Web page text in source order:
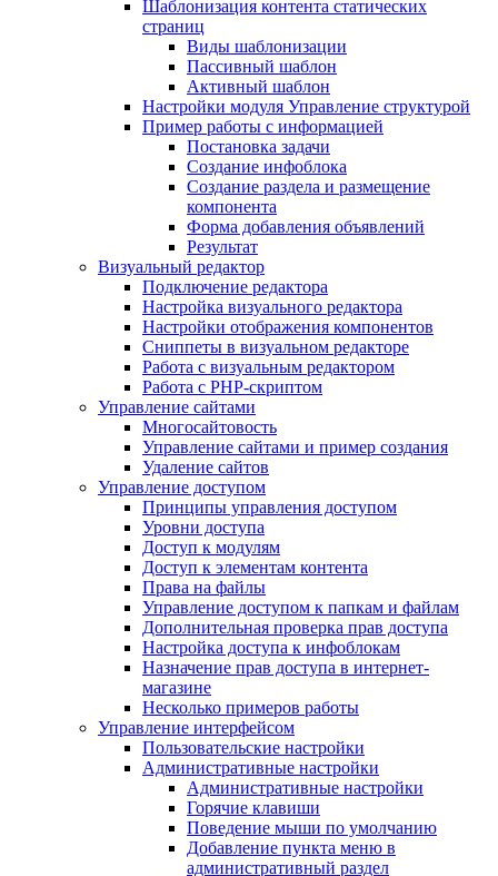
Шаблонизация контента статических
страниц
Виды шаблонизации
Пассивный шаблон
Активный шаблон
Настройки модуля Управление структурой
Пример работы с информацией
Постановка задачи
Создание инфоблока
Создание раздела и размещение
компонента
Форма добавления объявлений
Результат
Визуальный редактор
Подключение редактора
Настройка визуального редактора
Настройки отображения компонентов
Сниппеты в визуальном редакторе
Работа с визуальным редактором
Работа с PHP-скриптом
Управление сайтами
Многосайтовость
Управление сайтами и пример создания
Удаление сайтов
Управление доступом
Принципы управления доступом
Уровни доступа
Доступ к модулям
Доступ к элементам контента
Права на файлы
Управление доступом к папкам и файлам
Дополнительная проверка прав доступа
Настройка доступа к инфоблокам
Назначение прав доступа в интернет-
магазине
Несколько примеров работы
Управление интерфейсом
Пользовательские настройки
Административные настройки
Административные настройки
Горячие клавиши
Поведение мыши по умолчанию
Добавление пункта меню в
административный раздел